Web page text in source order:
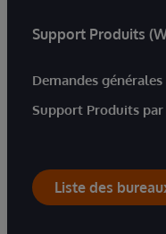
Support Produits
Demandes générales
Support Produits
Liste des